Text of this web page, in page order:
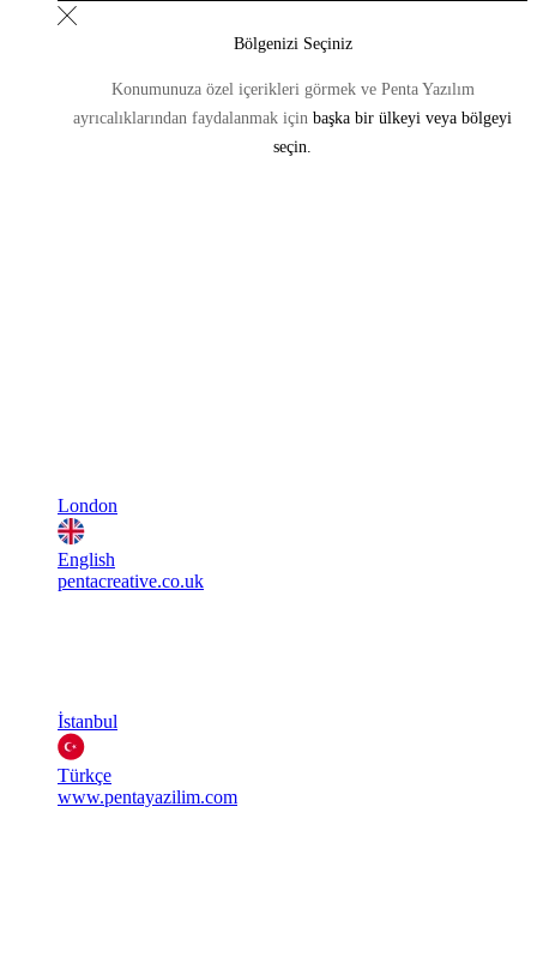
Bölgenizi Seçiniz
Konumunuza özel içerikleri görmek ve Penta Yazılım
ayrıcalıklarından faydalanmak için başka bir ülkeyi veya bölgeyi
seçin.
London
English
pentacreative.co.uk
İstanbul
Türkçe
www.pentayazilim.com